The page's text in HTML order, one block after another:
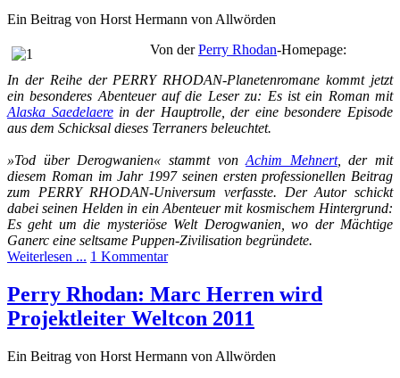
Ein Beitrag von Horst Hermann von Allwörden
Von derPerry Rhodan-Homepage:
In der Reihe der PERRY RHODAN-Planetenromane kommt jetzt
ein besonderes Abenteuer auf die Leser zu: Es ist ein Roman mit
Alaska Saedelaerein der Hauptrolle, der eine besondere Episode
aus dem Schicksal dieses Terraners beleuchtet.
»Tod über Derogwanien« stammt vonAchim Mehnert, der mit
diesem Roman im Jahr 1997 seinen ersten professionellen Beitrag
zum PERRY RHODAN-Universum verfasste. Der Autor schickt
dabei seinen Helden in ein Abenteuer mit kosmischem Hintergrund:
Es geht um die mysteriöse Welt Derogwanien, wo der Mächtige
Ganerc eine seltsame Puppen-Zivilisation begründete.
Weiterlesen ... 1 Kommentar
Perry Rhodan: Marc Herren wird
Projektleiter Weltcon 2011
Ein Beitrag von Horst Hermann von Allwörden